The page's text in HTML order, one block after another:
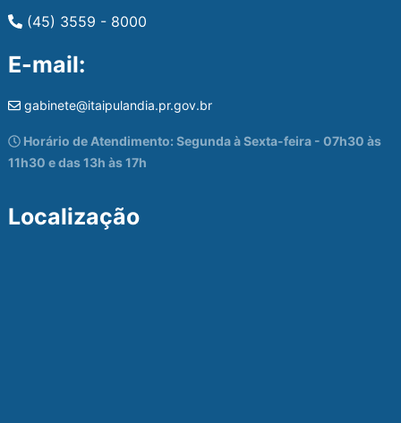
(45) 3559 - 8000
E-mail:
gabinete@itaipulandia.pr.gov.br
Horário de Atendimento: Segunda à Sexta-feira - 07h30 às
11h30 e das 13h às 17h
Localização